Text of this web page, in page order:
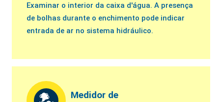
Examinar o interior da caixa d'água. A presença
de bolhas durante o enchimento pode indicar
entrada de ar no sistema hidráulico.
Medidor de